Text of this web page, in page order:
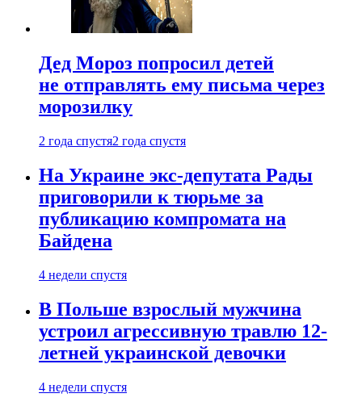
Дед Мороз попросил детей
не отправлять ему письма через
морозилку
2 года спустя2 года спустя
На Украине экс-депутата Рады
приговорили к тюрьме за
публикацию компромата на
Байдена
4 недели спустя
В Польше взрослый мужчина
устроил агрессивную травлю 12-
летней украинской девочки
4 недели спустя